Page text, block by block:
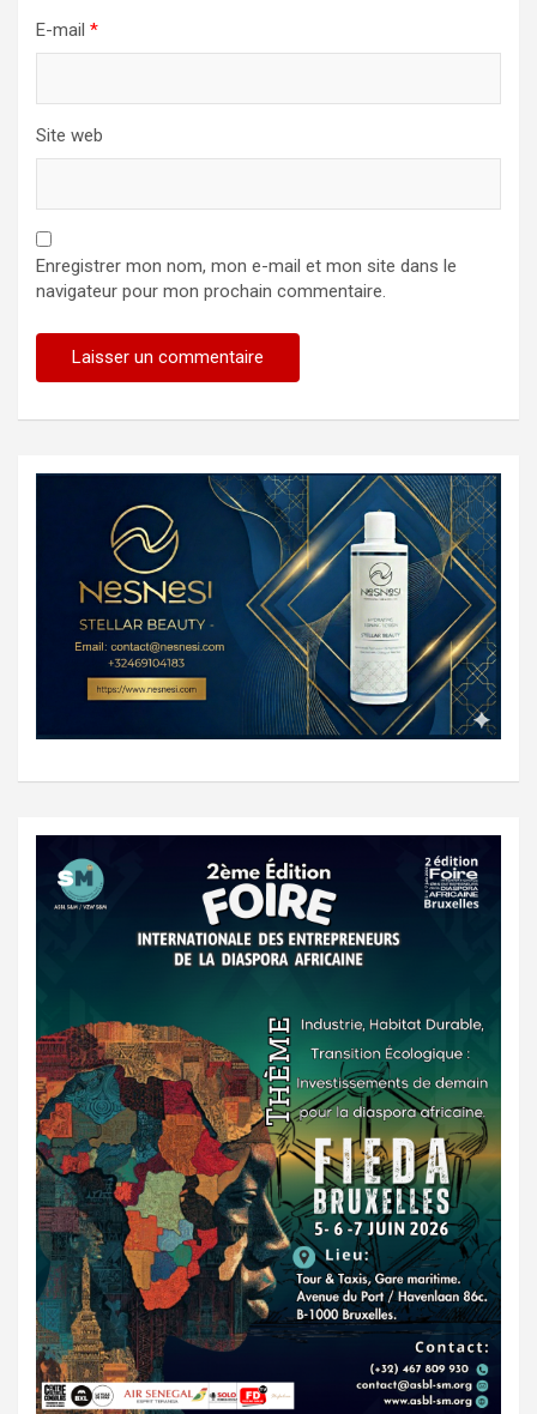
E-mail *
Site web
Enregistrer mon nom, mon e-mail et mon site dans le
navigateur pour mon prochain commentaire.